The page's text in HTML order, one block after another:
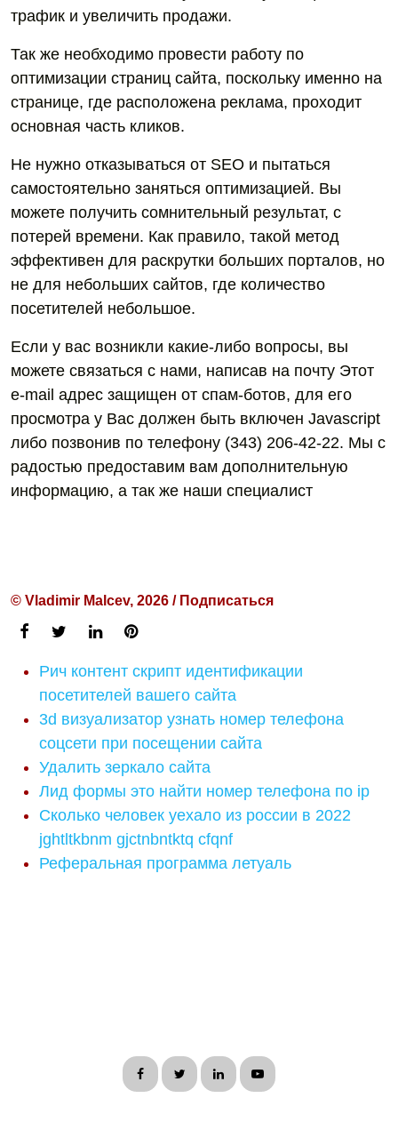
трафик и увеличить продажи.
Так же необходимо провести работу по
оптимизации страниц сайта, поскольку именно на
странице, где расположена реклама, проходит
основная часть кликов.
Не нужно отказываться от SEO и пытаться
самостоятельно заняться оптимизацией. Вы
можете получить сомнительный результат, с
потерей времени. Как правило, такой метод
эффективен для раскрутки больших порталов, но
не для небольших сайтов, где количество
посетителей небольшое.
Если у вас возникли какие-либо вопросы, вы
можете связаться с нами, написав на почту Этот
e-mail адрес защищен от спам-ботов, для его
просмотра у Вас должен быть включен Javascript
либо позвонив по телефону (343) 206-42-22. Мы с
радостью предоставим вам дополнительную
информацию, а так же наши специалист
© Vladimir Malcev, 2026 / Подписаться
Рич контент скрипт идентификации
посетителей вашего сайта
3d визуализатор узнать номер телефона
соцсети при посещении сайта
Удалить зеркало сайта
Лид формы это найти номер телефона по ip
Сколько человек уехало из россии в 2022
jghtltkbnm gjctnbntktq cfqnf
Реферальная программа летуаль